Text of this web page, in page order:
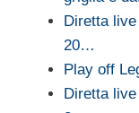
Diretta
20…
Play off
Diretta